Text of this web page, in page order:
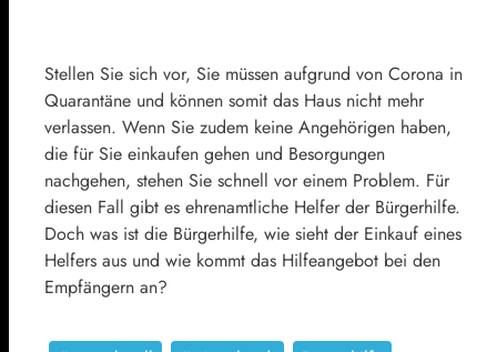
Stellen Sie sich vor, Sie müssen aufgrund von Corona in
Quarantäne und können somit das Haus nicht mehr
verlassen. Wenn Sie zudem keine Angehörigen haben,
die für Sie einkaufen gehen und Besorgungen
nachgehen, stehen Sie schnell vor einem Problem. Für
diesen Fall gibt es ehrenamtliche Helfer der Bürgerhilfe.
Doch was ist die Bürgerhilfe, wie sieht der Einkauf eines
Helfers aus und wie kommt das Hilfeangebot bei den
Empfängern an?